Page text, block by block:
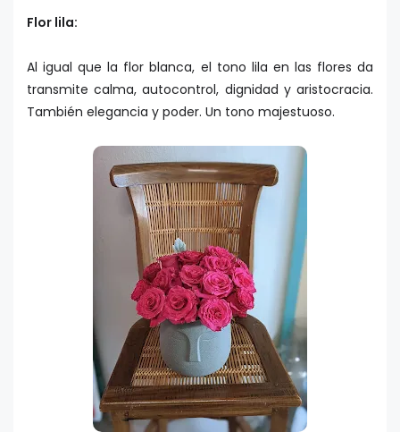
Flor lila:
Al igual que la flor blanca, el tono lila en las flores da
transmite calma, autocontrol, dignidad y aristocracia.
También elegancia y poder. Un tono majestuoso.